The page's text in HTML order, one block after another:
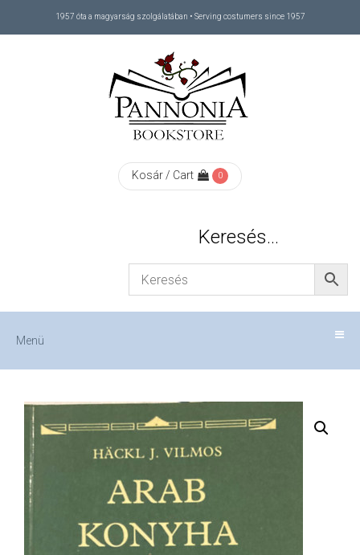
1957 óta a magyarság szolgálatában • Serving costumers since 1957
Kosár / Cart 0
Keresés…
Menü
SHOP